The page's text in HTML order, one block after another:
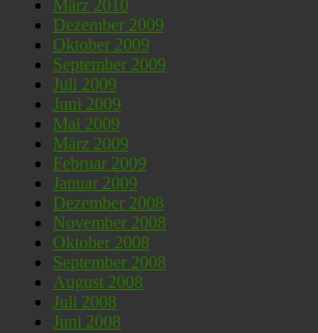
März 2010
Dezember 2009
Oktober 2009
September 2009
Juli 2009
Juni 2009
Mai 2009
März 2009
Februar 2009
Januar 2009
Dezember 2008
November 2008
Oktober 2008
September 2008
August 2008
Juli 2008
Juni 2008